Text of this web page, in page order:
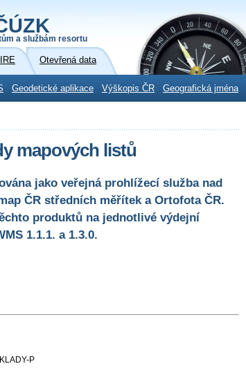
a službám resortu
Otevřená data
Geodetické aplikace Výškopis ČR Geografická jména
mapových listů
jako veřejná prohlížecí služba nad
ČR středních měřítek a Ortofota ČR.
produktů na jednotlivé výdejní
1.1.1. a 1.3.0.
P